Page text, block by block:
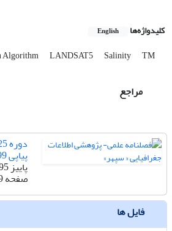
کلیدواژه‌ها English
Algorithm LANDSAT5 Salinity TM
مراجع
پیاپی 99
پاییز 1395
صفحه
فایل ها